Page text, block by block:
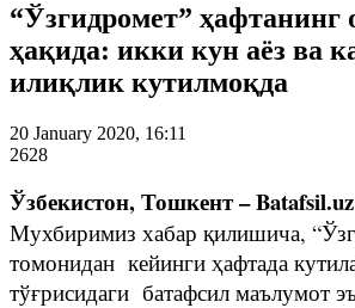
“Ўзгидромет” ҳафтанинг
ҳақида: икки кун аёз ва
илиқлик кутилмоқда
20 January 2020, 16:11
2628
Ўзбекистон, Тошкент –
Мухбиримиз хабар қилишича,
томонидан кейинги ҳафтада
тўғрисидаги батафсил маълумот